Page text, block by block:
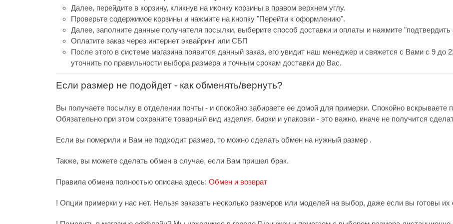
Далее, перейдите в корзину, кликнув на иконку корзины в правом верхнем углу.
Проверьте содержимое корзины и нажмите на кнопку "Перейти к оформлению".
Далее, заполните данные получателя посылки, выберите способ доставки и оплаты и нажмите "подтвердить
Оплатите заказ через интернет эквайринг или СБП
После этого в системе магазина появится данный заказ, его увидит наш менеджер и свяжется с Вами с 9
уточнить по правильности выбора размера и точным срокам доставки до Вас.
Если размер не подойдет - как обменять/вернуть?
Вы получаете посылку в отделении почты - и спокойно забираете ее домой для примерки. Спокойно вскрываете
Обязательно при этом сохраните товарный вид изделия, бирки и упаковки - это важно, иначе не получится
Если вы померили и Вам не подходит размер, то можно сделать обмен на нужный размер .
Также, вы можете сделать обмен в случае, если Вам пришел брак.
Правила обмена полностью описана здесь: Обмен и возврат
! Опции примерки у нас нет. Нельзя заказать несколько размеров или моделей на выбор, даже если вы готовы их